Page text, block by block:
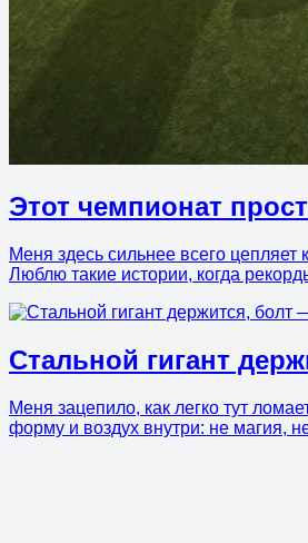
Этот чемпионат
Меня здесь сильнее всего
Люблю такие истории, когда
Стальной гигант
Меня зацепило, как легко тут
форму и воздух внутри: не магия,